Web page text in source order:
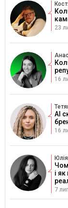
23
16
AI
16
і
7